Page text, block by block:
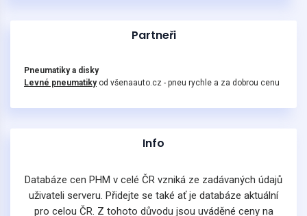
Partneři
Pneumatiky a disky
Levné pneumatikyod všenaauto.cz - pneu rychle a za dobrou cenu
Info
Databáze cen PHM v celé ČR vzniká ze zadávaných údajů
uživateli serveru. Přidejte se také ať je databáze aktuální
pro celou ČR. Z tohoto důvodu jsou uváděné ceny na